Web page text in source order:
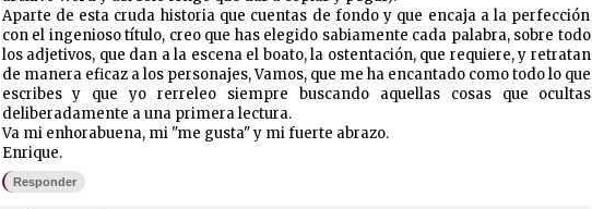
Aparte de esta cruda historia que cuentas de fondo y que encaja a la perfección
con el ingenioso título, creo que has elegido sabiamente cada palabra, sobre todo
los adjetivos, que dan a la escena el boato, la ostentación, que requiere, y retratan
de manera eficaz a los personajes, Vamos, que me ha encantado como todo lo que
escribes y que yo rerreleo siempre buscando aquellas cosas que ocultas
deliberadamente a una primera lectura.
Va mi enhorabuena, mi "me gusta" y mi fuerte abrazo.
Enrique.
Responder